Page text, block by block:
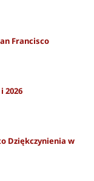
Francisco
2026
Dziękczynienia w